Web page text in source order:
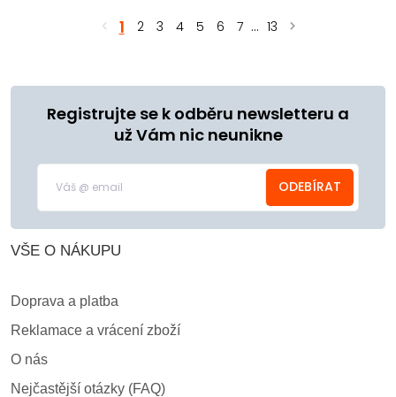
1 2 3 4 5 6 7 ... 13
Registrujte se k odběru newsletteru a
už Vám nic neunikne
ODEBÍRAT
VŠE O NÁKUPU
Doprava a platba
Reklamace a vrácení zboží
O nás
Nejčastější otázky (FAQ)